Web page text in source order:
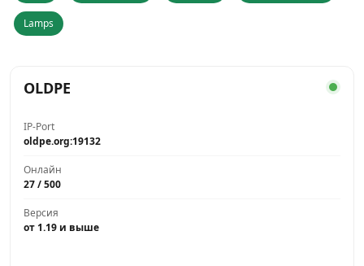
Lamps
OLDPE
IP-Port
oldpe.org:19132
Онлайн
27 / 500
Версия
от 1.19 и выше